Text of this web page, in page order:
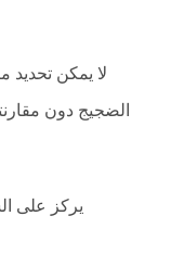
لا يمكن
الضجيج دون